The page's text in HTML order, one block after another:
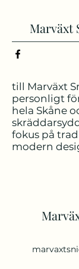
Marväxt
till Marväxt
personligt
hela Skåne
fokus på
modern